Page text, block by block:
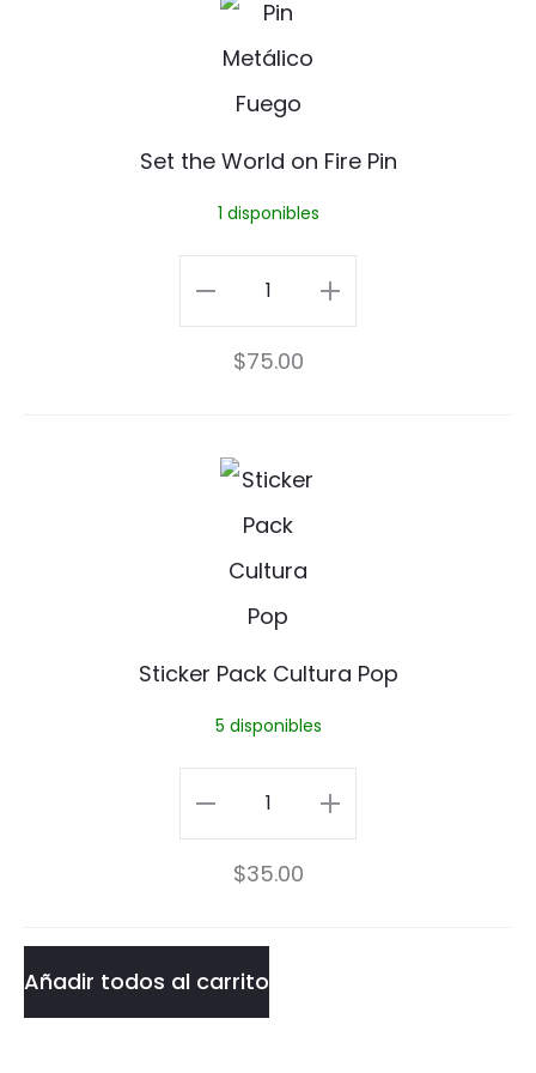
e
t
e
o
r
l
r
e
P
i
n
Set the World on Fire Pin
1 disponibles
Set
the
World
on
Fire
cantidad
$75.00
S
t
i
c
r
a
c
k
u
Sticker Pack Cultura Pop
5 disponibles
Sticker
Pack
Cultura
Pop
cantidad
$35.00
Añadir todos al carrito